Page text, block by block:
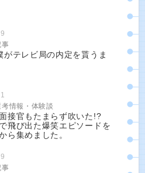
事
がテレビ局の内定を貰うま
考情報・体験談
接官もたまらず吹いた!?
で飛び出た爆笑エピソードを
ら集めました。
事